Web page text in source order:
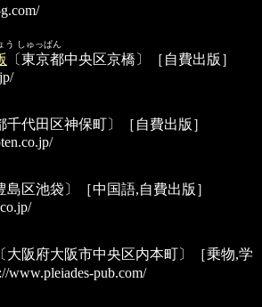
う しゅっぱん
〔東京都中央区京橋〕［自費出版］
千代田区神保町〕［自費出版］
島区池袋〕［中国語,自費出版］
〔大阪府大阪市中央区内本町〕［乗物,学
www.pleiades-pub.com/